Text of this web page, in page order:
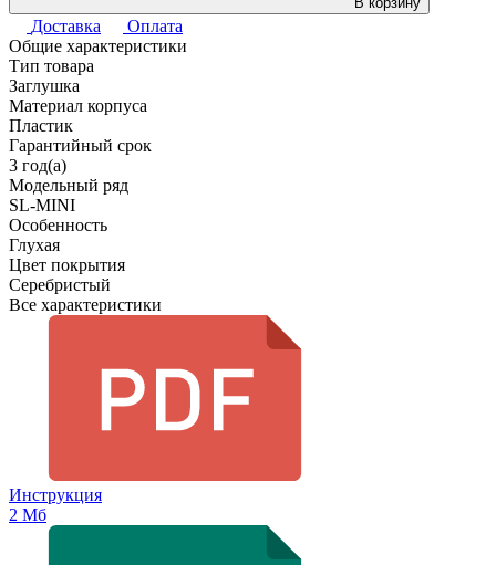
Доставка
Оплата
Общие характеристики
Тип товара
Заглушка
Материал корпуса
Пластик
Гарантийный срок
3 год(а)
Модельный ряд
SL-MINI
Особенность
Глухая
Цвет покрытия
Серебристый
Все характеристики
Инструкция
2 Мб